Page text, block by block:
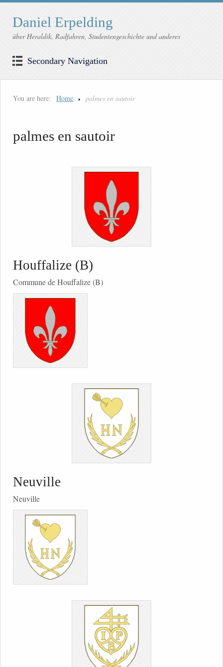
Daniel Erpelding
über Heraldik, Radfahren, Studentengeschichte und anderes
Secondary Navigation
You are here: Home palmes en sautoir
palmes en sautoir
Houffalize (B)
Commune de Houffalize (B)
Neuville
Neuville